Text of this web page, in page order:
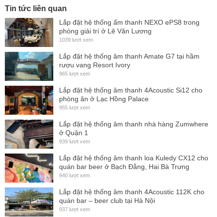
Lưới: lưới thép epoxy đen xốp và vải hộp cách âm
Góc: 5.0.-5.-10 ° điều chỉnh
Tin tức liên quan
Lắp đặt hệ thống ấm thanh NEXO ePS8 trong
phòng giải trí ở Lê Văn Lương
1039 lượt xem
Lắp đặt hệ thống âm thanh Amate G7 tại hầm
rượu vang Resort Ivory
965 lượt xem
Lắp đặt hệ thống âm thanh 4Acoustic Si12 cho
phòng ăn ở Lạc Hồng Palace
955 lượt xem
Lắp đặt hệ thống âm thanh nhà hàng Zumwhere
ở Quận 1
939 lượt xem
Lắp đặt hệ thống âm thanh loa Kuledy CX12 cho
quán bar beer ở Bạch Đằng, Hai Bà Trưng
940 lượt xem
Lắp đặt hệ thống âm thanh 4Acoustic 112K cho
quán bar – beer club tại Hà Nội
937 lượt xem